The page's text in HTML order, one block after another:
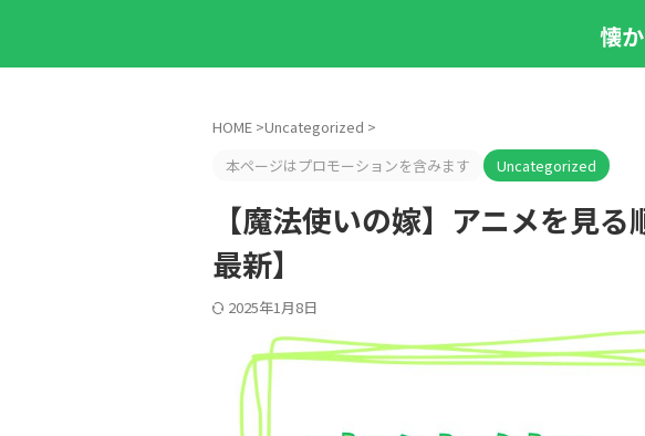
懐
HOME >Uncategorized >
本ページはプロモーションを含みます
Uncategorized
【魔法使いの嫁】アニメを見
最新】
2025年1月8日